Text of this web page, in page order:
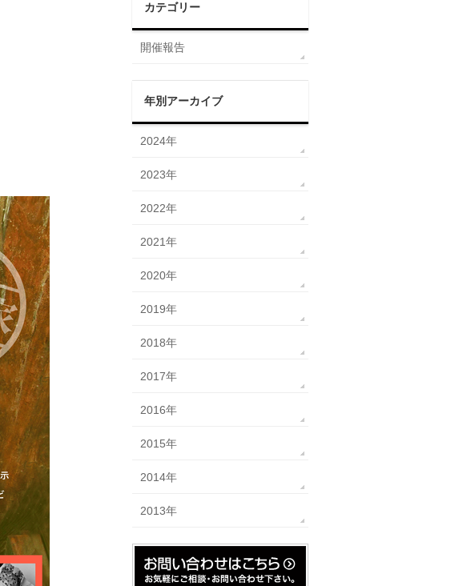
カテゴリー
開催報告
年別アーカイブ
2024年
2023年
2022年
2021年
2020年
2019年
2018年
2017年
2016年
2015年
2014年
2013年